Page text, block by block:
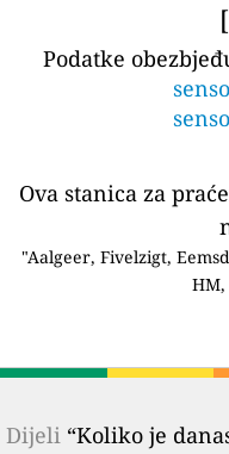
[
Podatke
Ova stanica za
"Aalgeer, Fivelzigt,
Dijeli “Koliko je